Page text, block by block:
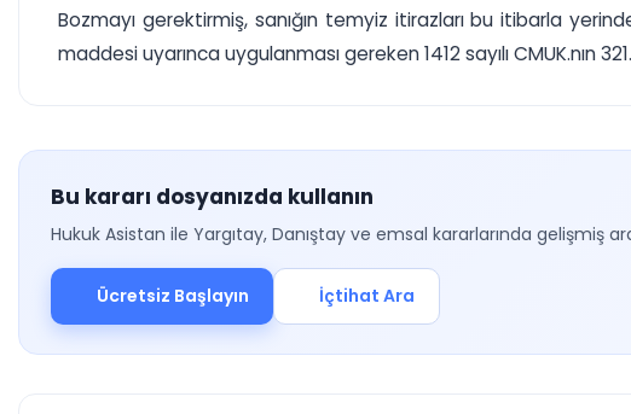
Bozmayı gerektirmiş, sanığın temyiz itirazları bu itibarla
maddesi uyarınca uygulanması gereken 1412 sayılı CMUK.nın
Bu kararı dosyanızda kullanın
Hukuk Asistan ile Yargıtay, Danıştay ve emsal kararlarında gelişmiş
Ücretsiz Başlayın İçtihat Ara